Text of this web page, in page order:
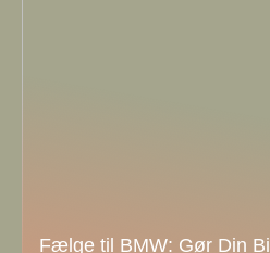
Fælge til BMW: Gør Din Bil